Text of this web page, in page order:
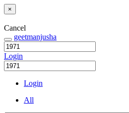
×
Cancel
geetmanjusha
Login
Login
All